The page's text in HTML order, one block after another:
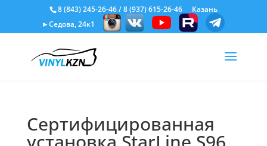
8 (843) 245-26-46/8 (937) 615-26-46
Казань
►Седова, 24к1
Сертифицированная